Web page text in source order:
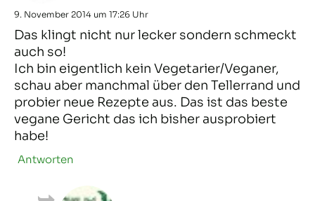
9. November 2014 um 17:26 Uhr
Das klingt nicht nur lecker sondern schmeckt
auch so!
Ich bin eigentlich kein Vegetarier/Veganer,
schau aber manchmal über den Tellerrand und
probier neue Rezepte aus. Das ist das beste
vegane Gericht das ich bisher ausprobiert
habe!
Antworten